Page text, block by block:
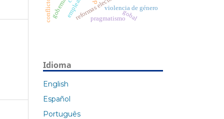
violencia de género
gobal
pragmatismo
Idioma
English
Español
Português